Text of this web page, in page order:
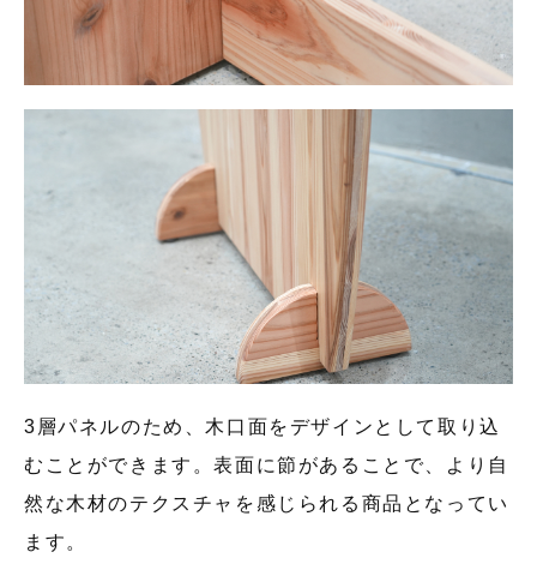
3層パネルのため、木口面をデザインとして取り込
むことができます。表面に節があることで、より自
然な木材のテクスチャを感じられる商品となってい
ます。